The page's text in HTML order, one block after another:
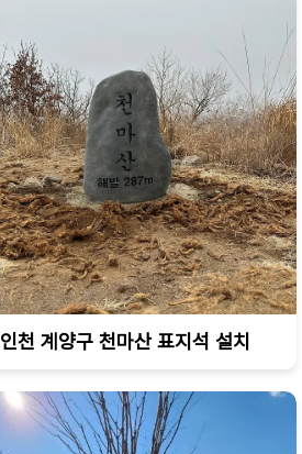
인천 계양구 천마산 표지석 설치